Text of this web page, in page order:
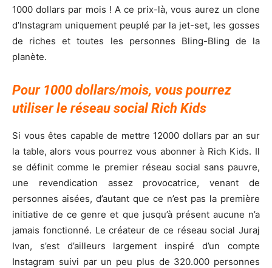
1000 dollars par mois ! A ce prix-là, vous aurez un clone
d’Instagram uniquement peuplé par la jet-set, les gosses
de riches et toutes les personnes Bling-Bling de la
planète.
Pour 1000 dollars/mois, vous pourrez
utiliser le réseau social Rich Kids
Si vous êtes capable de mettre 12000 dollars par an sur
la table, alors vous pourrez vous abonner à Rich Kids. Il
se définit comme le premier réseau social sans pauvre,
une revendication assez provocatrice, venant de
personnes aisées, d’autant que ce n’est pas la première
initiative de ce genre et que jusqu’à présent aucune n’a
jamais fonctionné. Le créateur de ce réseau social Juraj
Ivan, s’est d’ailleurs largement inspiré d’un compte
Instagram suivi par un peu plus de 320.000 personnes